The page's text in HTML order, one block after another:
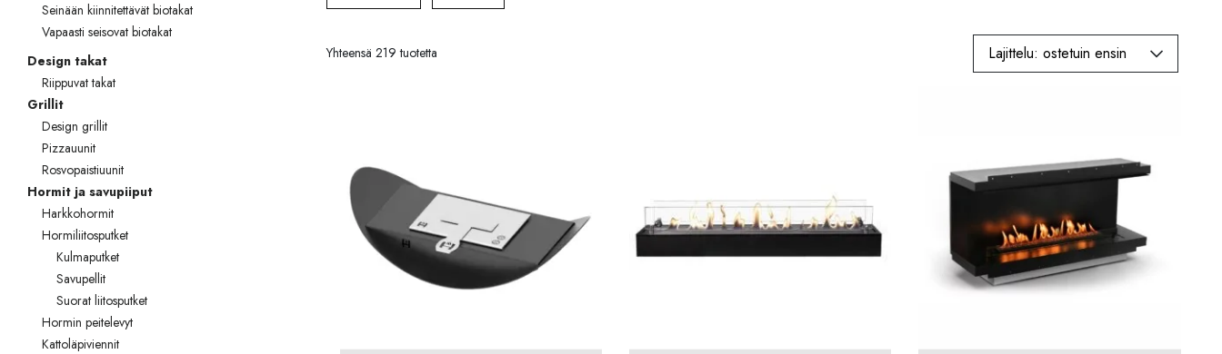
Blogi
Yrityksemme
FAQ
Tulisija
TOTO
Kylpyhuonekalusteet
Seinään kiinnitettävät biotakat
Vapaasti seisovat biotakat
Design takat
Riippuvat takat
Grillit
Design grillit
Pizzauunit
Rosvopaistiuunit
Hormit ja savupiiput
Harkkohormit
Hormiliitosputket
Kulmaputket
Savupellit
Suorat liitosputket
Hormin peitelevyt
Kattoläpiviennit
Yhteensä 219 tuotetta